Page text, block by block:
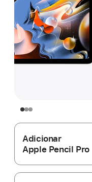
Adicionar
Apple Pencil Pro